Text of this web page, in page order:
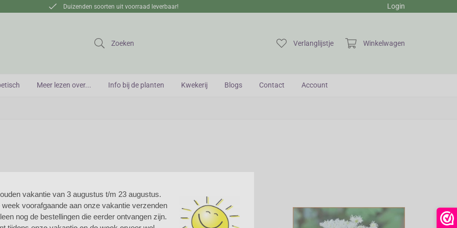
Duizenden soorten uit voorraad leverbaar! Login
Zoeken Verlanglijstje Winkelwagen
Meer lezen over... Info bij de planten Kwekerij Blogs Contact Account
vakantie van 3 augustus t/m 23 augustus.
week voorafgaande aan onze vakantie verzenden
nog de bestellingen die eerder ontvangen zijn.